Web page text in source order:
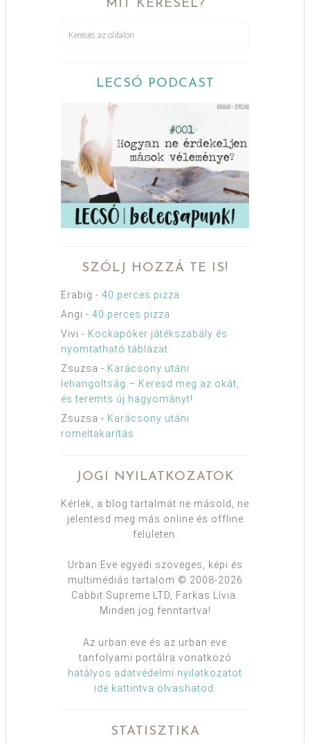
MIT KERESEL?
LECSÓ PODCAST
SZÓLJ HOZZÁ TE IS!
Erabig - 40 perces pizza
Angi - 40 perces pizza
Vivi - Kockapóker játékszabály és
nyomtatható táblázat
Zsuzsa - Karácsony utáni
lehangoltság – Keresd meg az okát,
és teremts új hagyományt!
Zsuzsa - Karácsony utáni
romeltakarítás
JOGI NYILATKOZATOK
Kérlek, a blog tartalmát ne másold, ne
jelentesd meg más online és offline
felületen.
Urban:Eve egyedi szöveges, képi és
multimédiás tartalom © 2008-2026
Cabbit Supreme LTD, Farkas Lívia.
Minden jog fenntartva!
Az urban:eve és az urban:eve
tanfolyami portálra vonatkozó
hatályos adatvédelmi nyilatkozatot
ide kattintva olvashatod .
STATISZTIKA